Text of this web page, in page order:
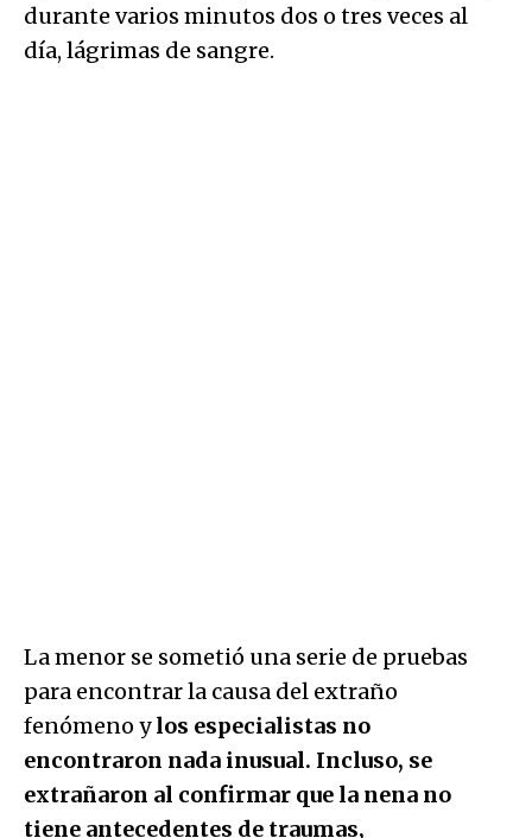
durante varios minutos dos o tres veces al
día, lágrimas de sangre.
La menor se sometió una serie de pruebas
para encontrar la causa del extraño
fenómeno ylos especialistas no
encontraron nada inusual. Incluso, se
extrañaron al confirmar que la nena no
tiene antecedentes de traumas,